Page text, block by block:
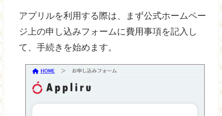
アプリルを利用する際は、まず公式ホームペー
ジ上の申し込みフォームに費用事項を記入し
て、手続きを始めます。